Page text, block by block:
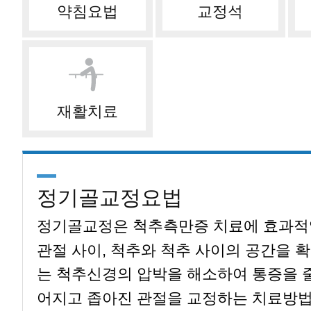
약침요법 교정석
재활치료
정기골교정요법
정기골교정은 척추측만증 치료에 효과
관절 사이, 척추와 척추 사이의 공간을
는 척추신경의 압박을 해소하여 통증을
어지고 좁아진 관절을 교정하는 치료방